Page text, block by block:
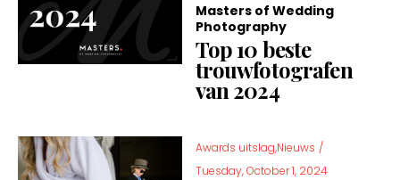
Masters of Wedding
Photography
Top 10 beste
trouwfotografen
van 2024
Awards uitslag,Nieuws /
Tuesday, October 1, 2024